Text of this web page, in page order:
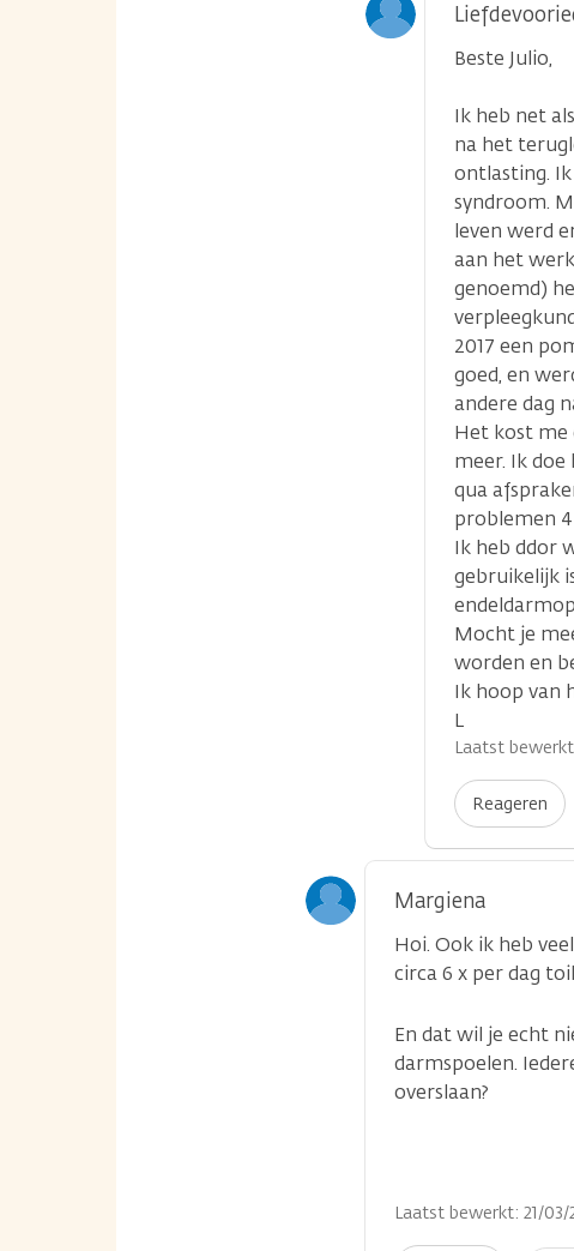
Beste Julio,
Ik heb net
na het
ontlasting.
syndroom.
leven werd
aan het
genoemd)
2017 een
goed, en
andere dag
Het kost me
meer. Ik
qua
problemen
Ik heb ddor
gebruikelijk
Mocht je
worden en
Ik hoop van
L
Laatst
Reageren
Margiena
Hoi. Ook ik heb
circa 6 x per dag
En dat wil je echt
darmspoelen.
overslaan?
Laatst bewerkt: 21/03/